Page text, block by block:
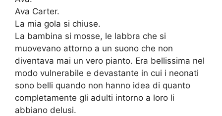
Ava Carter.
La mia gola si chiuse.
La bambina si mosse, le labbra che si
muovevano attorno a un suono che non
diventava mai un vero pianto. Era bellissima nel
modo vulnerabile e devastante in cui i neonati
sono belli quando non hanno idea di quanto
completamente gli adulti intorno a loro li
abbiano delusi.